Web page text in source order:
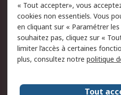
Legal
Politique de cookies
Politique de protection
des données - Mise à
jour
A propos de RS
« Tout accepter», vous
cookies non essentiels. Vous
en cliquant sur « Paramétrer
souhaitez pas, cliquez sur «
limiter l’accès à certaines
plus, consultez notre politique
Tout